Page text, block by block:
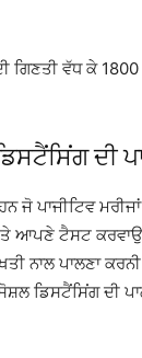
ਗਿਣਤੀ ਵੱਧ ਕੇ
ਦੀ
ਜੋ ਪਾਜੀਟਿਵ
ਆਪਣੇ ਟੈਸਟ
ਨਾਲ ਪਾਲਣਾ ਕਰਨੀ
ਡਿਸਟੈਂਸਿਂਗ ਦੀ